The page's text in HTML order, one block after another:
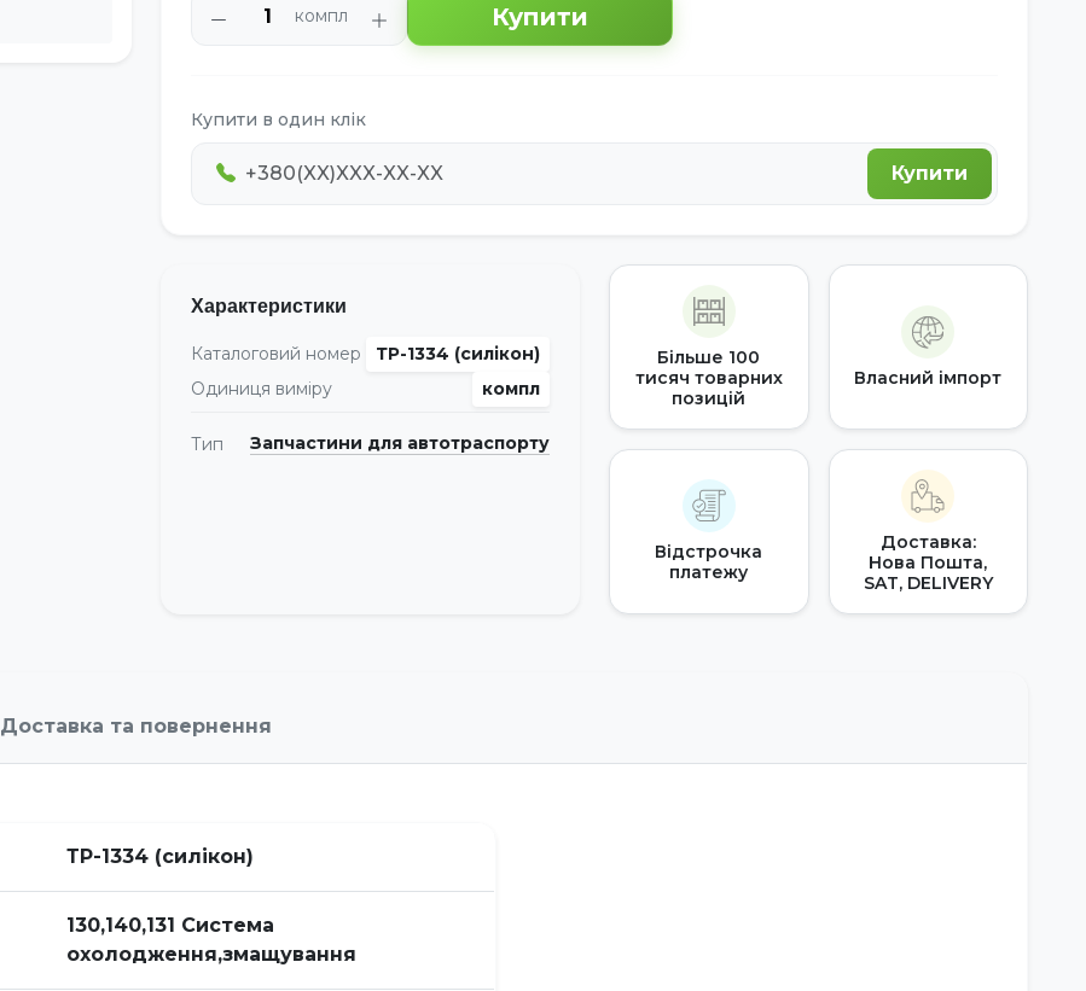
компл Купити
Купити в один клік
Купити
Характеристики
Каталоговий номер
ТР-1334 (силікон)
Одиниця виміру
компл
Тип Запчастини для автотраспорту
Більше 100
тисяч товарних
позицій
Власний імпорт
Відстрочка
платежу
Доставка:
Нова Пошта,
SAT, DELIVERY
Доставка та повернення
ТР-1334 (силікон)
130,140,131 Система
охолодження,змащування